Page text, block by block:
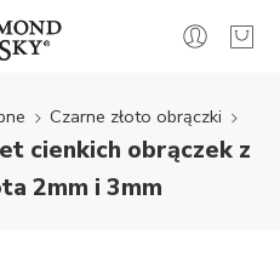
Czarne złoto obrączki
cienkich obrączek z
2mm i 3mm